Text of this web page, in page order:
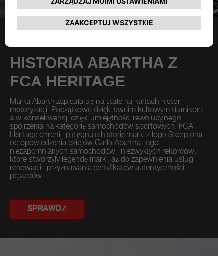
HISTORIA ABARTHA Z
FCA HERITAGE
Marka Abarth zapisała się na stałe na kartach historii
motoryzacji. Początkowo dzięki swoim kultowym tłumikom,
a w konsekwencji dzięki umiejętności rewolucyjnego
spojrzenia na kategorię samochodów sportowych. FCA
Heritage chroni i pielęgnuje historię marki z logo Skorpiona:
od opowiedzenia dziejów Carlo Abartha, jego
niezapomnianych samochodów i niezwykłych rekordów,
które stworzyły legendę marki, aż do zapewnienia usługi
renowacji i przyznawania certyfikatów autentyczności
pojazdów.
SPRAWDŹ